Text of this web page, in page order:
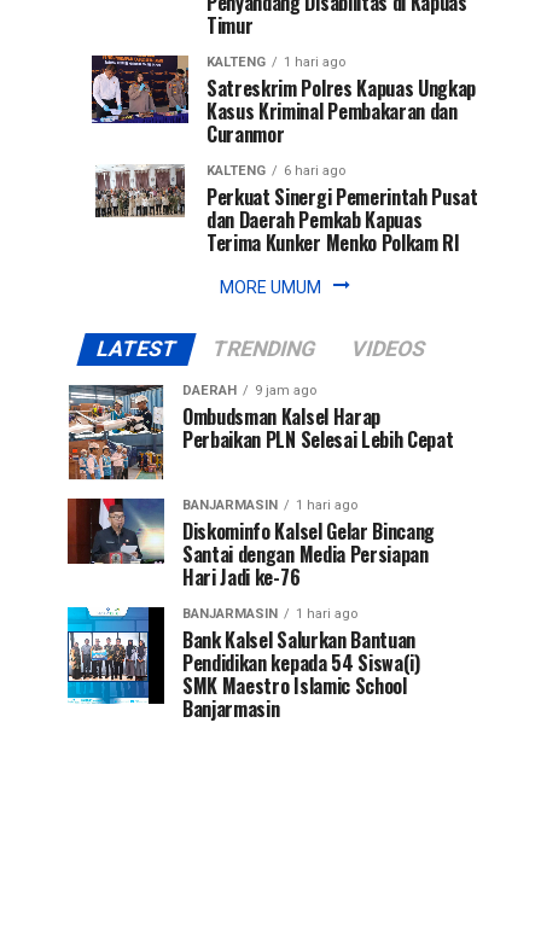
Timur
KALTENG 1 hari ago
Satreskrim Polres Kapuas Ungkap
Kasus Kriminal Pembakaran dan
Curanmor
KALTENG 6 hari ago
Perkuat Sinergi Pemerintah Pusat
dan Daerah Pemkab Kapuas
Terima Kunker Menko Polkam RI
MORE UMUM
LATEST TRENDING VIDEOS
DAERAH 9 jam ago
Ombudsman Kalsel Harap
Perbaikan PLN Selesai Lebih Cepat
BANJARMASIN 1 hari ago
Diskominfo Kalsel Gelar Bincang
Santai dengan Media Persiapan
Hari Jadi ke-76
BANJARMASIN 1 hari ago
Bank Kalsel Salurkan Bantuan
Pendidikan kepada 54 Siswa(i)
SMK Maestro Islamic School
Banjarmasin